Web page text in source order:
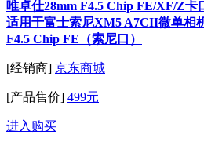
唯卓仕28mm F4.5 Chip FE/XF/Z
适用于富士索尼XM5 A7CII微单相
F4.5 Chip FE（索尼口）
[经销商] 京东商城
[产品售价] 499元
进入购买